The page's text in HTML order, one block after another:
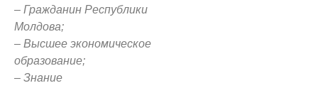
– Гражданин Республики
Молдова;
– Высшее экономическое
образование;
– Знание